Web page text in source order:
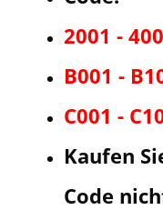
2001 -
B001 -
C001 -
Kaufen
Code